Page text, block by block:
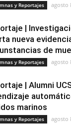
y Reportajes agosto
|
nueva
de
y Reportajes agosto
| Alumni
marinos
y Reportajes agosto